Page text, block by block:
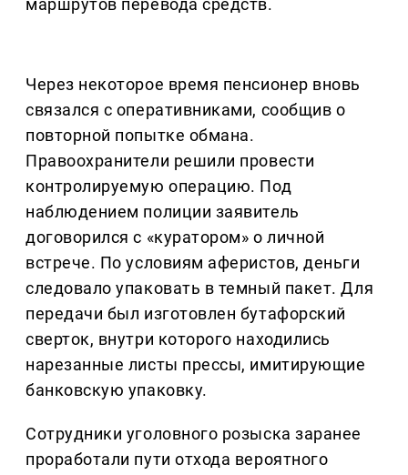
маршрутов перевода средств.
Через некоторое время пенсионер вновь
связался с оперативниками, сообщив о
повторной попытке обмана.
Правоохранители решили провести
контролируемую операцию. Под
наблюдением полиции заявитель
договорился с «куратором» о личной
встрече. По условиям аферистов, деньги
следовало упаковать в темный пакет. Для
передачи был изготовлен бутафорский
сверток, внутри которого находились
нарезанные листы прессы, имитирующие
банковскую упаковку.
Сотрудники уголовного розыска заранее
проработали пути отхода вероятного